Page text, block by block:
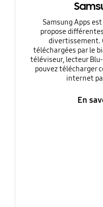
Samsung Apps
propose
divertissement.
téléchargées par le
téléviseur, lecteur
pouvez télécharger
internet
En